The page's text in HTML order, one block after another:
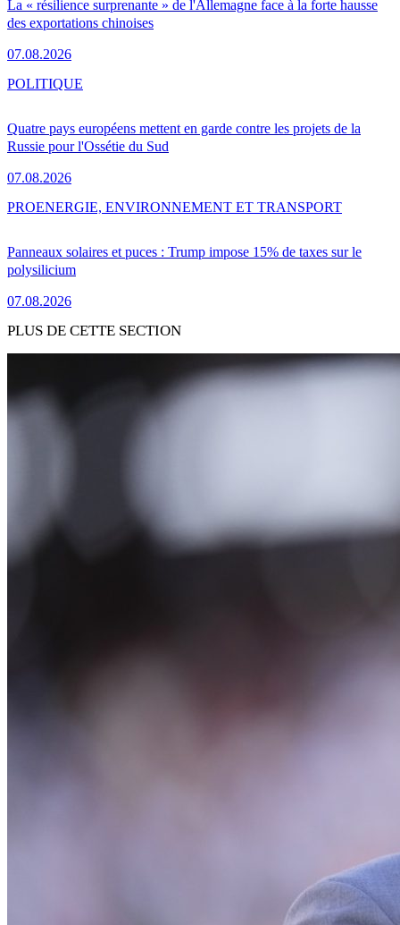
La « résilience surprenante » de l'Allemagne face à la forte hausse
des exportations chinoises
07.08.2026
Quatre pays européens mettent en garde contre les projets de la
Russie pour l'Ossétie du Sud
07.08.2026
POLITIQUE
Panneaux solaires et puces : Trump impose 15% de taxes sur le
polysilicium
07.08.2026
PROENERGIE, ENVIRONNEMENT ET TRANSPORT
PLUS DE CETTE SECTION